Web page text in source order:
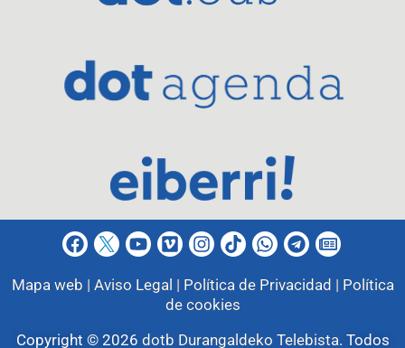
Mapa web | Aviso Legal | Política de Privacidad | Política
de cookies
Copyright © 2026 dotb Durangaldeko Telebista. Todos